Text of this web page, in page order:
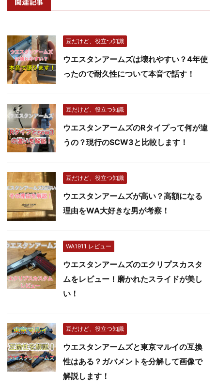
豆だけど、役立つ知識
ウエスタンアームズは壊れやすい？4年使
ったので耐久性について本音で話す！
豆だけど、役立つ知識
ウエスタンアームズのRタイプって何が違
うの？現行のSCW3と比較します！
豆だけど、役立つ知識
ウエスタンアームズが高い？高額になる
理由をWA大好きな男が考察！
WA1911 レビュー
ウエスタンアームズのエクリプスカスタ
ムをレビュー！磨かれたスライドが美し
い！
豆だけど、役立つ知識
ウエスタンアームズと東京マルイの互換
性はある？ガバメントを分解して画像で
解説します！